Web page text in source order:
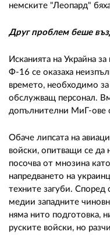
немските "Леопард"
Друг проблем беше
Исканията на Украйна
Ф-16 се оказаха
времето, необходимо
обслужващ персонал.
допълнителни МиГ-ове
Обаче липсата на
войски, опитващи се да
посочва от мнозина
напредването на
техните загуби.
медии западните
няма нито подготовка,
руските войски, но